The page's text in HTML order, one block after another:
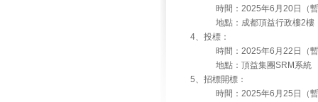
時間：2025年6月20日（暫
地點：成都頂益行政樓2樓
4、投標：
時間：2025年6月22日（暫
地點：頂益集團SRM系統
5、招標開標：
時間：2025年6月25日（暫